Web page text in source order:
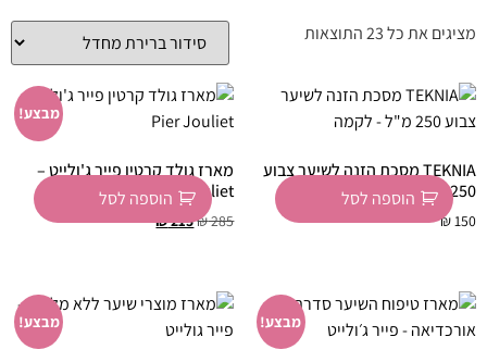
מציגים את כל ⁦23⁩ התוצאות
TEKNIA מסכת הזנה לשיער צבוע
250 מ"ל – לקמה
₪150
הוספה לסל
מבצע!
מארז גולד קרטין פייר ג'ולייט –
Pier Jouliet
₪285
₪215
הוספה לסל
מבצע! מבצע!